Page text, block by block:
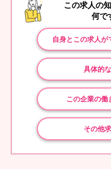
この求人の
何で
自身とこの求人
具体的
この企業の働
その他